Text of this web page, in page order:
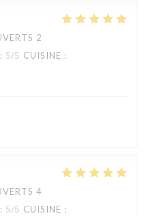
2
: 5/5 CUISINE :
4
: 5/5 CUISINE :